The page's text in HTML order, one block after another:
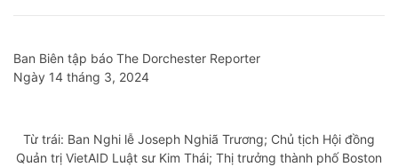
Ban Biên tập báo The Dorchester Reporter
Ngày 14 tháng 3, 2024
Từ trái: Ban Nghi lễ Joseph Nghiã Trương; Chủ tịch Hội đồng
Quản trị VietAID Luật sư Kim Thái; Thị trưởng thành phố Boston